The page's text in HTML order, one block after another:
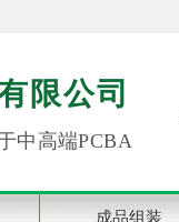
限公司
中高端PCBA
成品组装